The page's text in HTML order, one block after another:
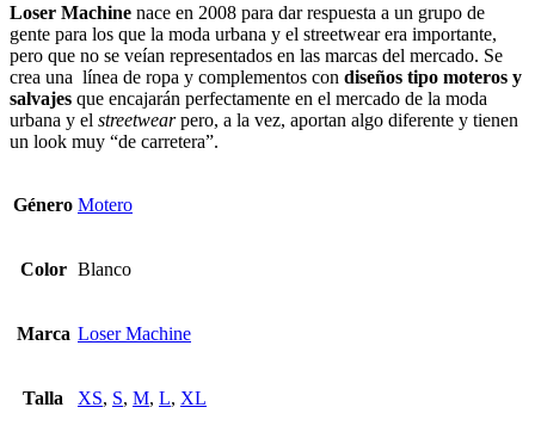
Loser Machine nace en 2008 para dar respuesta a un grupo de
gente para los que la moda urbana y el streetwear era importante,
pero que no se veían representados en las marcas del mercado. Se
crea una línea de ropa y complementos con diseños tipo moteros y
salvajes que encajarán perfectamente en el mercado de la moda
urbana y el streetwearpero, a la vez, aportan algo diferente y tienen
un look muy “de carretera”.
Género Motero
Color Blanco
Marca Loser Machine
Talla XS, S, M, L, XL